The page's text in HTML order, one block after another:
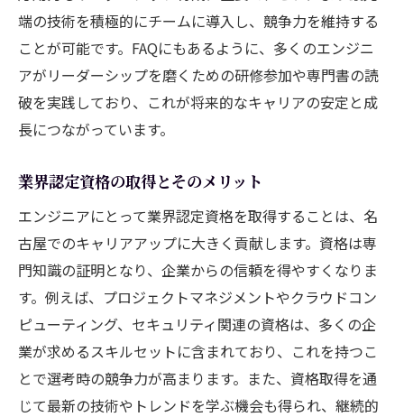
端の技術を積極的にチームに導入し、競争力を維持する
ことが可能です。FAQにもあるように、多くのエンジニ
アがリーダーシップを磨くための研修参加や専門書の読
破を実践しており、これが将来的なキャリアの安定と成
長につながっています。
業界認定資格の取得とそのメリット
エンジニアにとって業界認定資格を取得することは、名
古屋でのキャリアアップに大きく貢献します。資格は専
門知識の証明となり、企業からの信頼を得やすくなりま
す。例えば、プロジェクトマネジメントやクラウドコン
ピューティング、セキュリティ関連の資格は、多くの企
業が求めるスキルセットに含まれており、これを持つこ
とで選考時の競争力が高まります。また、資格取得を通
じて最新の技術やトレンドを学ぶ機会も得られ、継続的